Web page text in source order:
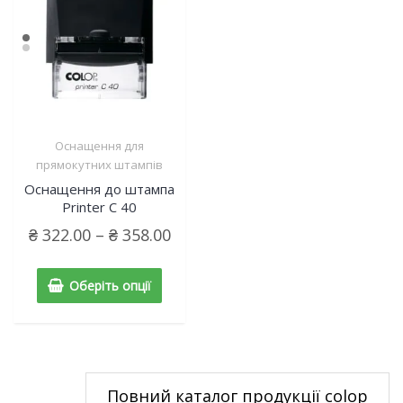
Оснащення для
прямокутних штампів
Оснащення до штампа
Printer C 40
₴322.00– ₴358.00
Оберіть опції
Повний каталог продукції colop